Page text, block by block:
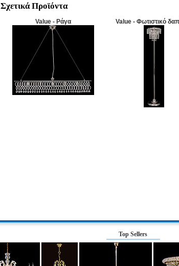
Σχετικά Προϊόντα
Value - Ράγα Value - Φωτιστικό
Top Sellers